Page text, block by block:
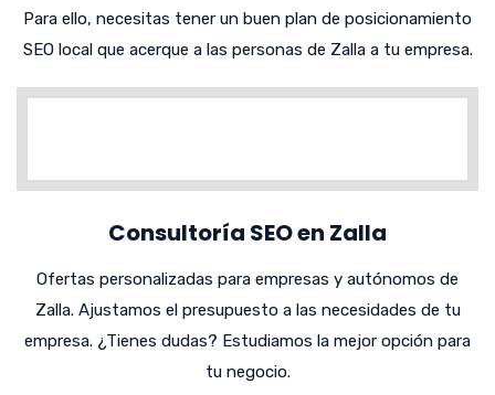
Para ello, necesitas tener un buen plan de posicionamiento
SEO local que acerque a las personas de Zalla a tu empresa.
Consultoría SEO en Zalla
Ofertas personalizadas para empresas y autónomos de
Zalla. Ajustamos el presupuesto a las necesidades de tu
empresa. ¿Tienes dudas? Estudiamos la mejor opción para
tu negocio.